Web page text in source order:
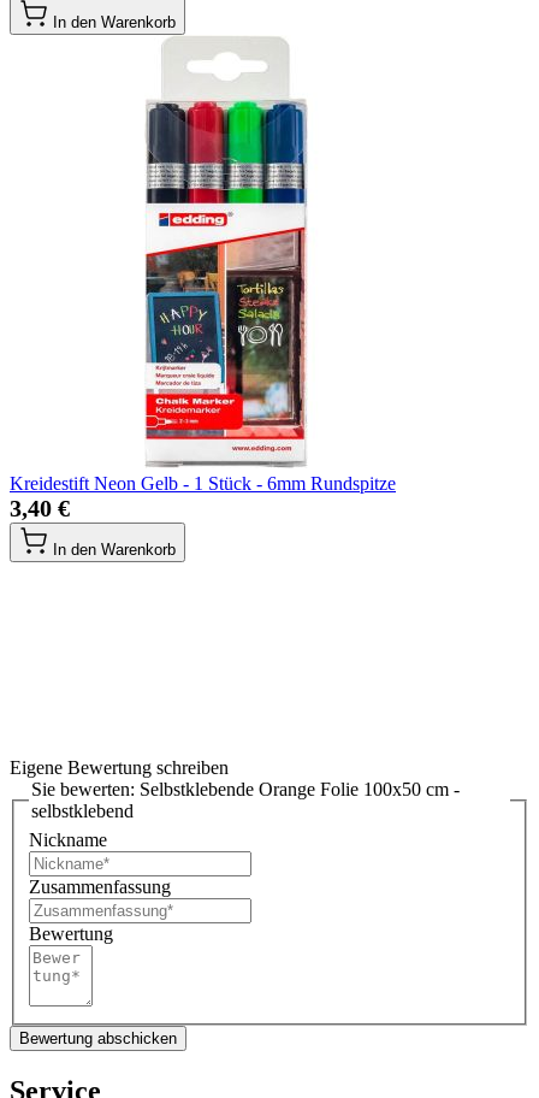
In den Warenkorb
Kreidestift Neon Gelb - 1 Stück - 6mm Rundspitze
3,40 €
In den Warenkorb
Eigene Bewertung schreiben
Sie bewerten: Selbstklebende Orange Folie 100x50 cm -
selbstklebend
Nickname
Zusammenfassung
Bewertung
Bewertung abschicken
Service